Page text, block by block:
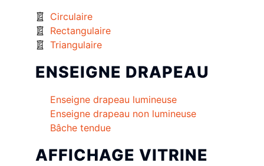
Circulaire
Rectangulaire
Triangulaire
ENSEIGNE DRAPEAU
Enseigne drapeau lumineuse
Enseigne drapeau non lumineuse
Bâche tendue
AFFICHAGE VITRINE